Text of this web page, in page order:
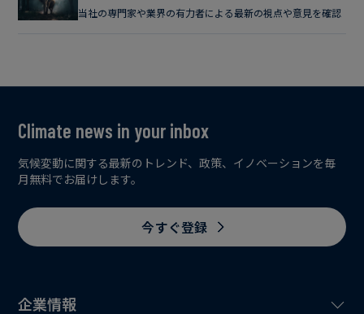
当社の専門家や業界の有力者による最新の視点や意見を確認
企業情報
Climate news in your inbox
気候変動に関する最新のトレンド、政策、イノベーションを毎
月無料でお届けします。
今すぐ登録